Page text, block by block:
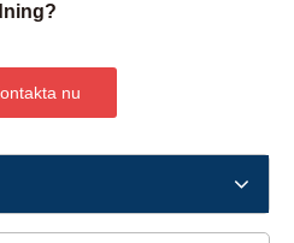
nu